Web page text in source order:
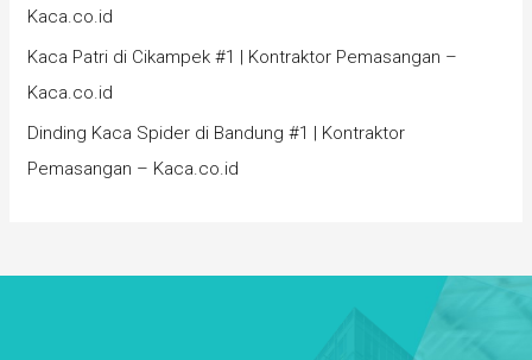
Kaca.co.id
Kaca Patri di Cikampek #1 | Kontraktor Pemasangan –
Kaca.co.id
Dinding Kaca Spider di Bandung #1 | Kontraktor
Pemasangan – Kaca.co.id